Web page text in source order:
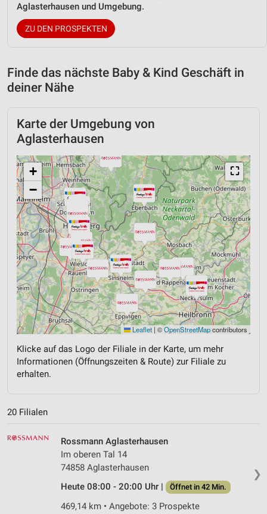
Aglasterhausen und Umgebung.
ZU DEN PROSPEKTEN
Finde das nächste Baby & Kind Geschäft in
deiner Nähe
Karte der Umgebung von
Aglasterhausen
⛶
+
−
Leaflet | ©OpenStreetMapcontributors
Klicke auf das Logo der Filiale in der Karte, um mehr
Informationen (Öffnungszeiten & Route) zur Filiale zu
erhalten.
20 Filialen
❯
Rossmann Aglasterhausen
Im oberen Tal 14
74858 Aglasterhausen
Heute 08:00 - 20:00 Uhr |
Öffnet in 42 Min.
469,14 km • Angebote: 3 Prospekte